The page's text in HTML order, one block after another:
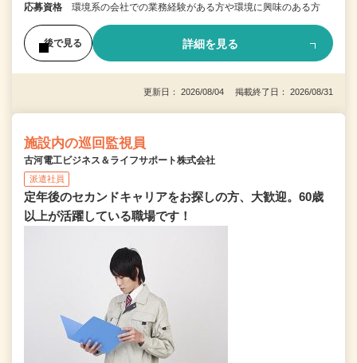
応募資格 環境系の会社での業務経験がある方や環境に興味のある方
後で見る 詳細を見る
更新日： 2026/08/04 掲載終了日： 2026/08/31
施設内の巡回監視員
古河電工ビジネス＆ライフサポート株式会社
派遣社員
定年後のセカンドキャリアをお探しの方、大歓迎。60歳
以上が活躍している職場です！